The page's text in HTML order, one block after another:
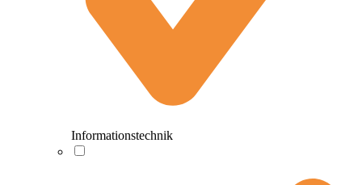
Informationstechnik